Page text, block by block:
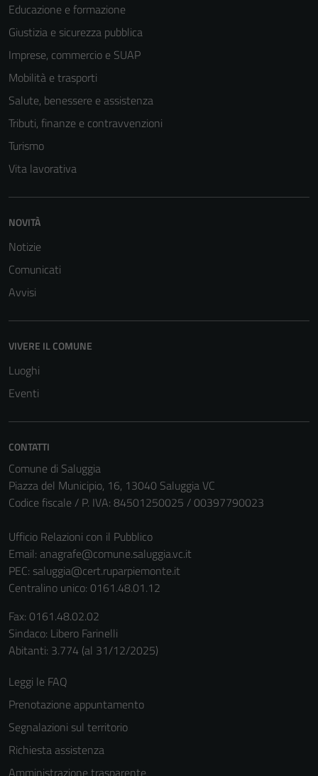
Educazione e formazione
Giustizia e sicurezza pubblica
Imprese, commercio e SUAP
Mobilità e trasporti
Salute, benessere e assistenza
Tributi, finanze e contravvenzioni
Turismo
Vita lavorativa
NOVITÀ
Notizie
Comunicati
Avvisi
VIVERE IL COMUNE
Luoghi
Eventi
CONTATTI
Comune di Saluggia
Piazza del Municipio, 16, 13040 Saluggia VC
Codice fiscale / P. IVA: 84501250025 / 00397790023
Ufficio Relazioni con il Pubblico
Email: anagrafe@comune.saluggia.vc.it
PEC: saluggia@cert.ruparpiemonte.it
Centralino unico: 0161.48.01.12
Fax: 0161.48.02.02
Sindaco: Libero Farinelli
Abitanti: 3.774 (al 31/12/2025)
Leggi le FAQ
Prenotazione appuntamento
Segnalazioni sul territorio
Richiesta assistenza
Amministrazione trasparente